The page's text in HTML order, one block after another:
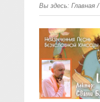
Вы здесь: Главная/